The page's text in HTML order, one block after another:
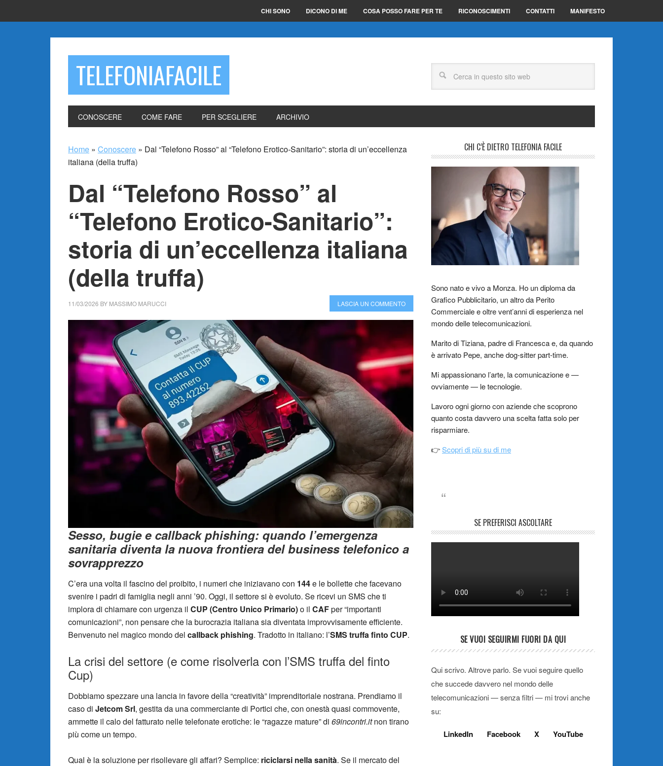
CHI SONO DICONO DI ME COSA POSSO FARE PER TE RICONOSCIMENTI CONTATTI MANIFESTO
TELEFONIAFACILE
CONOSCERE COME FARE PER SCEGLIERE ARCHIVIO
Home » Conoscere » Dal “Telefono Rosso” al “Telefono Erotico-Sanitario”: storia di un’eccellenza
italiana (della truffa)
Dal “Telefono Rosso” al
“Telefono Erotico-Sanitario”:
storia di un’eccellenza italiana
(della truffa)
11/03/2026 BY MASSIMO MARUCCI LASCIA UN COMMENTO
Sesso, bugie e callback phishing: quando l’emergenza
sanitaria diventa la nuova frontiera del business telefonico a
sovrapprezzo
C’era una volta il fascino del proibito, i numeri che iniziavano con 144e le bollette che facevano
svenire i padri di famiglia negli anni ’90. Oggi, il settore si è evoluto. Se ricevi un SMS che ti
implora di chiamare con urgenza il CUP (Centro Unico Primario)o il CAFper “importanti
comunicazioni”, non pensare che la burocrazia italiana sia diventata improvvisamente efficiente.
Benvenuto nel magico mondo del callback phishing. Tradotto in italiano: l’SMS truffa finto CUP.
La crisi del settore (e come risolverla con l’SMS truffa del finto
Cup)
Dobbiamo spezzare una lancia in favore della “creatività” imprenditoriale nostrana. Prendiamo il
caso di Jetcom Srl, gestita da una commerciante di Portici che, con onestà quasi commovente,
ammette il calo del fatturato nelle telefonate erotiche: le “ragazze mature” di 69incontri.itnon tirano
più come un tempo.
Qual è la soluzione per risollevare gli affari? Semplice: riciclarsi nella sanità. Se il mercato del
CHI C’È DIETRO TELEFONIA FACILE
Sono nato e vivo a Monza. Ho un diploma da
Grafico Pubblicitario, un altro da Perito
Commerciale e oltre vent’anni di esperienza nel
mondo delle telecomunicazioni.
Marito di Tiziana, padre di Francesca e, da quando
è arrivato Pepe, anche dog-sitter part-time.
Mi appassionano l’arte, la comunicazione e —
ovviamente — le tecnologie.
Lavoro ogni giorno con aziende che scoprono
quanto costa davvero una scelta fatta solo per
risparmiare.
👉Scopri di più su di me
SE PREFERISCI ASCOLTARE
SE VUOI SEGUIRMI FUORI DA QUI
Qui scrivo. Altrove parlo. Se vuoi seguire quello
che succede davvero nel mondo delle
telecomunicazioni — senza filtri — mi trovi anche
su:
LinkedIn Facebook X YouTube